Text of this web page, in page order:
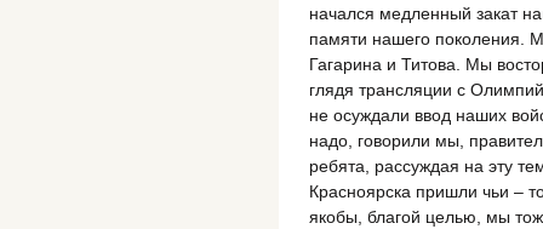
начался медленный закат
памяти нашего поколения.
Гагарина и Титова. Мы
глядя трансляции с
не осуждали ввод наших
надо, говорили мы,
ребята, рассуждая на эту
Красноярска пришли чьи –
якобы, благой целью, мы